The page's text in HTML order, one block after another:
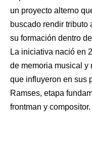
un proyecto alterno
buscado rendir tributo
su formación dentro
La iniciativa nació en
de memoria musical y
que influyeron en sus
Ramses, etapa
frontman y compositor.